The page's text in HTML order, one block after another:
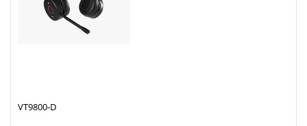
VT9800-D